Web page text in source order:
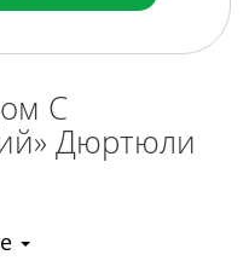
С
Дюртюли